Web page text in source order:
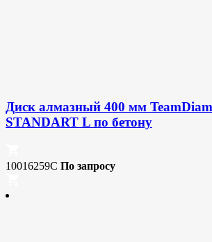
Диск алмазный 400 мм
STANDART L по бетону
10016259C По запросу